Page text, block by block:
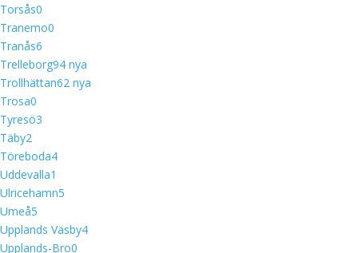
Torsås0
Tranemo0
Tranås6
Trelleborg94 nya
Trollhättan62 nya
Trosa0
Tyresö3
Täby2
Töreboda4
Uddevalla1
Ulricehamn5
Umeå5
Upplands Väsby4
Upplands-Bro0